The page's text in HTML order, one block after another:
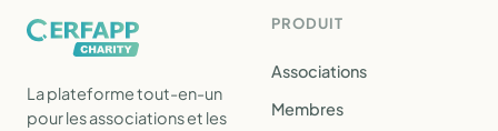
La plateforme tout-en-un
pour les associations et les
PRODUIT
Associations
Membres